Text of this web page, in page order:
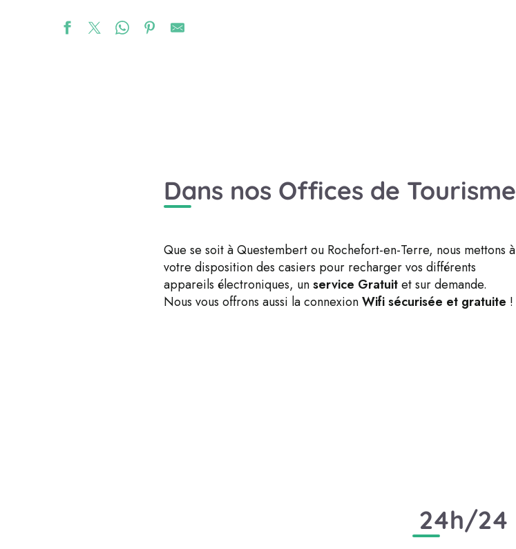
Dans nos Offices de Tourisme
Que se soit à Questembert ou Rochefort-en-Terre, nous mettons à
votre disposition des casiers pour recharger vos différents
appareils électroniques, unservice Gratuitet sur demande.
Nous vous offrons aussi la connexionWifi sécurisée et gratuite !
24h/24